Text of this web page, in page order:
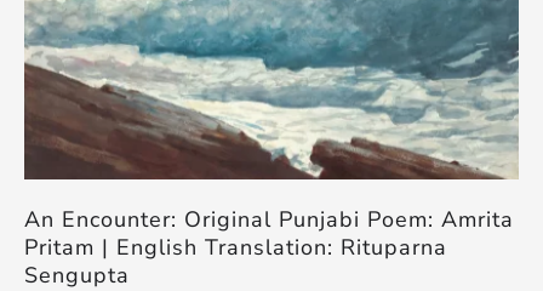
An Encounter: Original Punjabi Poem: Amrita
Pritam | English Translation: Rituparna
Sengupta